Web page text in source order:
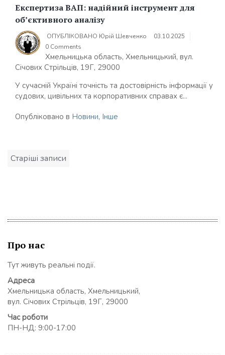
Експертиза ВАП: надійний інструмент для
об’єктивного аналізу
ОПУБЛІКОВАНО Юрій Шевченко
03.10.2025
0 Comments
Хмельницька область, Хмельницький, вул.
Січових Стрільців, 19Г, 29000
У сучасній Україні точність та достовірність інформації у
судових, цивільних та корпоративних справах є...
Опубліковано в Новини, Інше
Навігація
записів
Старіші записи
Про нас
Тут живуть реальні події.
Адреса
Хмельницька область, Хмельницький,
вул. Січових Стрільців, 19Г, 29000
Час роботи
ПН-НД: 9:00-17:00